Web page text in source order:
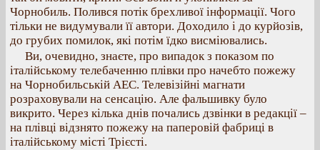
Чорнобиль. Полився потік брехливої інформації. Чого
тільки не видумували її автори. Доходило і до курйозів,
до грубих помилок, які потім їдко висміювались.
Ви, очевидно, знаєте, про випадок з показом по
італійському телебаченню плівки про начебто пожежу
на Чорнобильській АЕС. Телевізійні магнати
розраховували на сенсацію. Але фальшивку було
викрито. Через кілька днів почались дзвінки в редакції –
на плівці відзнято пожежу на паперовій фабриці в
італійському місті Трієсті.